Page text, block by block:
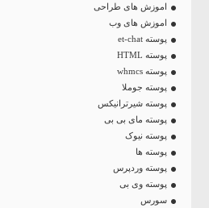
اموزش های طراحی
اموزش های وب
پوسته et-chat
پوسته HTML
پوسته whmcs
پوسته جوملا
پوسته شیرترانیکس
پوسته مای بی بی
پوسته نیوک
پوسته ها
پوسته وردپرس
پوسته وی بی
سورس